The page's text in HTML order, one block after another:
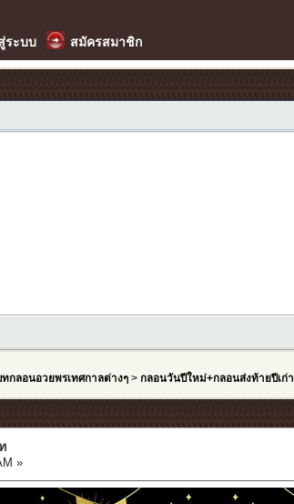
ระบบ สมัครสมาชิก
กลอนอวยพรเทศกาลต่างๆ >กลอนวันปีใหม่+กลอนส่งท้ายปีเก่า
»